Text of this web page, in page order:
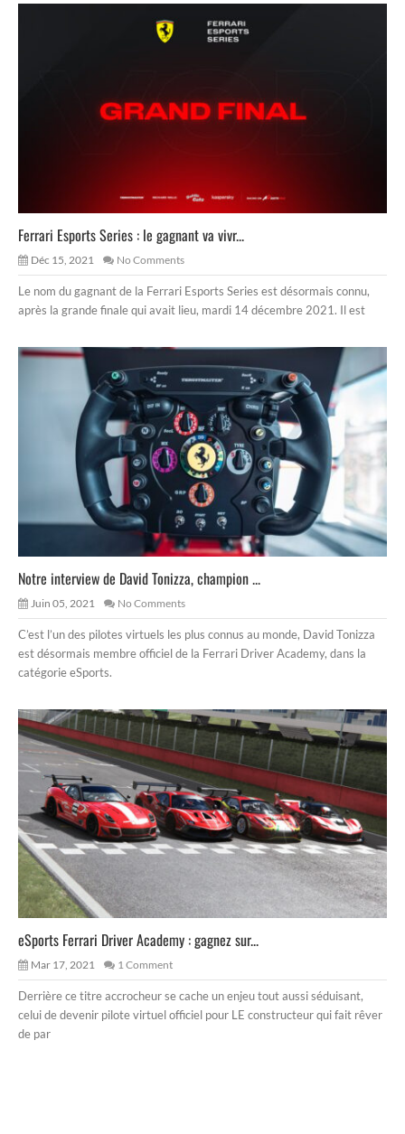
Ferrari Esports Series : le gagnant va vivr...
Déc 15, 2021 No Comments
Le nom du gagnant de la Ferrari Esports Series est désormais connu,
après la grande finale qui avait lieu, mardi 14 décembre 2021. Il est
Notre interview de David Tonizza, champion ...
Juin 05, 2021 No Comments
C’est l’un des pilotes virtuels les plus connus au monde, David Tonizza
est désormais membre officiel de la Ferrari Driver Academy, dans la
catégorie eSports.
eSports Ferrari Driver Academy : gagnez sur...
Mar 17, 2021 1 Comment
Derrière ce titre accrocheur se cache un enjeu tout aussi séduisant,
celui de devenir pilote virtuel officiel pour LE constructeur qui fait rêver
de par